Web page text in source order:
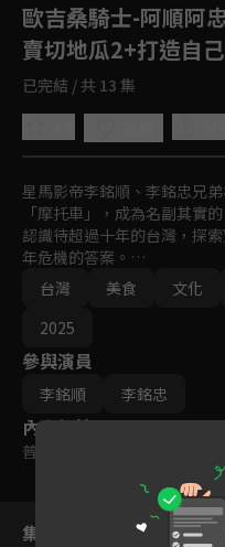
歐吉桑騎士-阿順阿
賣切地瓜2+打造自
已完結 / 共 13 集
星馬影帝李銘順、李銘忠兄
「摩托車」，成為名副其實
認識待超過十年的台灣，探
年危機的答案。
文化的碰撞與衝擊、親身體
是一場最有挑戰、最有深度
台灣
美食 文化
2025
參與演員
李銘順 李銘忠
內容標籤
普遍級
集數列表